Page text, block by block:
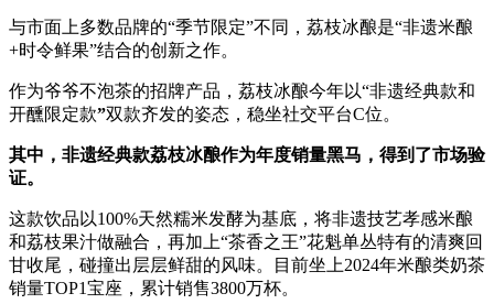
与市面上多数品牌的“季节限定”不同，荔枝冰酿是“非遗米酿
+时令鲜果”结合的创新之作。
作为爷爷不泡茶的招牌产品，荔枝冰酿今年以“非遗经典款和
开醺限定款”双款齐发的姿态，稳坐社交平台C位。
其中，非遗经典款荔枝冰酿作为年度销量黑马，得到了市场验
证。
这款饮品以100%天然糯米发酵为基底，将非遗技艺孝感米酿
和荔枝果汁做融合，再加上“茶香之王”花魁单丛特有的清爽回
甘收尾，碰撞出层层鲜甜的风味。目前坐上2024年米酿类奶茶
销量TOP1宝座，累计销售3800万杯。